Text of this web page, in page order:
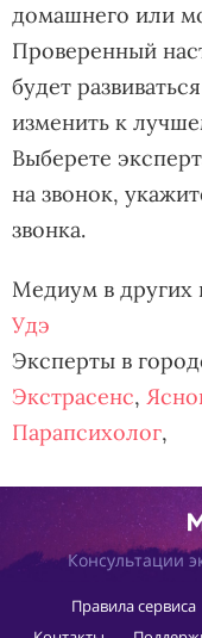
домашнего или
Проверенный
будет
изменить к
Выберете
на звонок,
звонка.
Медиум в других
Удэ
Эксперты в
Экстрасенс,
Парапсихолог,
Консультации
Правила сервиса